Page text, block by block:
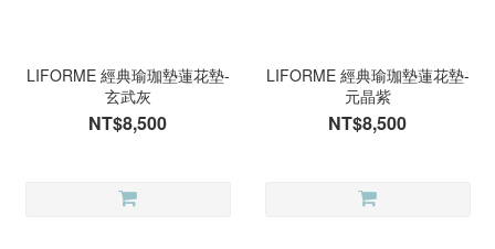
LIFORME 經典瑜珈墊蓮花墊-
玄武灰
NT$8,500
LIFORME 經典瑜珈墊蓮花墊-
元晶紫
NT$8,500